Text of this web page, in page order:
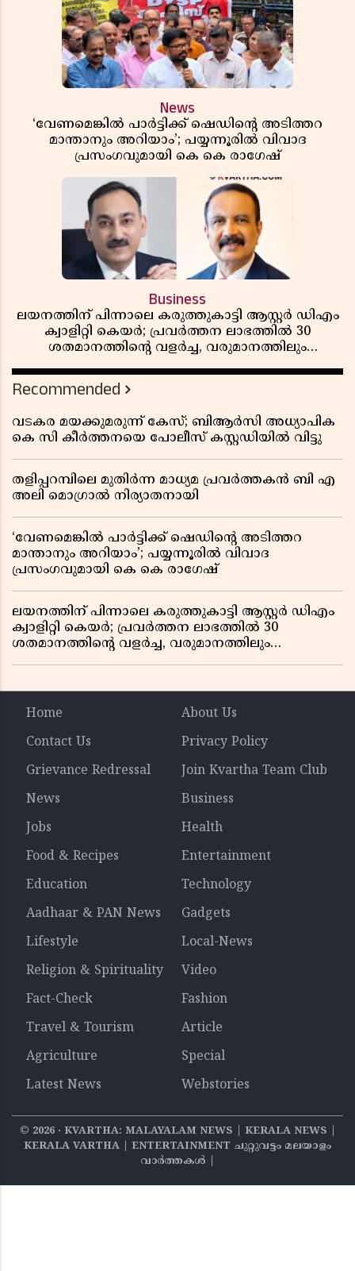
News
‘വേണമെങ്കിൽ പാർട്ടിക്ക് ഷെഡിൻ്റെ അടിത്തറ
മാന്താനും അറിയാം’; പയ്യന്നൂരിൽ വിവാദ
പ്രസംഗവുമായി കെ കെ രാഗേഷ്
Business
ലയനത്തിന് പിന്നാലെ കരുത്തുകാട്ടി ആസ്റ്റർ ഡിഎം
ക്വാളിറ്റി കെയർ; പ്രവർത്തന ലാഭത്തിൽ 30
ശതമാനത്തിൻ്റെ വളർച്ച, വരുമാനത്തിലും
റിപ്പോർട്ട് പുറത്ത്
Recommended
വടകര മയക്കുമരുന്ന് കേസ്; ബിആർസി അധ്യാപിക
കെ സി കീർത്തനയെ പോലീസ് കസ്റ്റഡിയിൽ വിട്ടു
തളിപ്പറമ്പിലെ മുതിർന്ന മാധ്യമ പ്രവർത്തകൻ ബി എ
അലി മൊഗ്രാൽ നിര്യാതനായി
‘വേണമെങ്കിൽ പാർട്ടിക്ക് ഷെഡിൻ്റെ അടിത്തറ
മാന്താനും അറിയാം’; പയ്യന്നൂരിൽ വിവാദ
പ്രസംഗവുമായി കെ കെ രാഗേഷ്
ലയനത്തിന് പിന്നാലെ കരുത്തുകാട്ടി ആസ്റ്റർ ഡിഎം
ക്വാളിറ്റി കെയർ; പ്രവർത്തന ലാഭത്തിൽ 30
ശതമാനത്തിൻ്റെ വളർച്ച, വരുമാനത്തിലും
Home
About Us
Contact Us
Privacy Policy
Grievance Redressal
Join Kvartha Team Club
News
Business
Jobs
Health
Food & Recipes
Entertainment
Education
Technology
Aadhaar & PAN News
Gadgets
Lifestyle
Local-News
Religion & Spirituality
Video
Fact-Check
Fashion
Travel & Tourism
Article
Agriculture
Special
Latest News
Webstories
© 2026‧ KVARTHA: MALAYALAM NEWS | KERALA NEWS |
KERALA VARTHA | ENTERTAINMENT ചുറ്റുവട്ടം മലയാളം
വാര്‍ത്തകൾ |